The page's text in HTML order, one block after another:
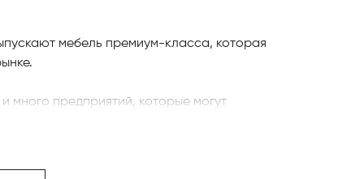
мебель премиум-класса, которая
много предприятий, которые могут